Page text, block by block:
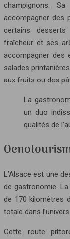
champignons.
accompagner des
certains
fraîcheur et ses
accompagner des
salades
aux fruits ou des
La
un duo
qualités de
L’Alsace est une
de gastronomie. La
de 170 kilomètres
totale dans
Cette route